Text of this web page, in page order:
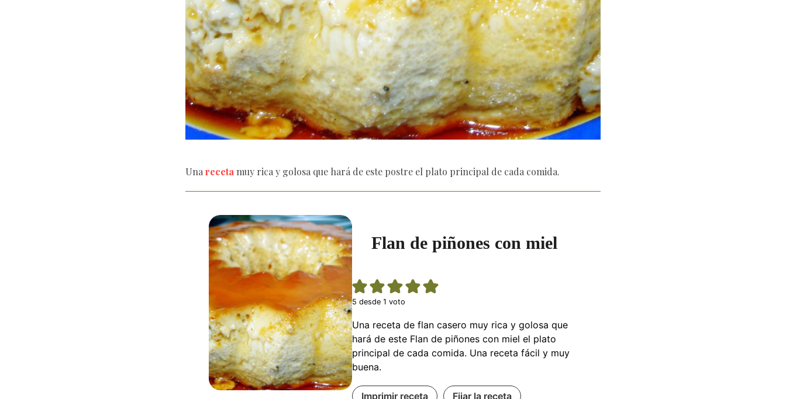
Una receta muy rica y golosa que hará de este postre el plato principal de cada comida.
Flan de piñones con miel
5 desde 1 voto
Una receta de flan casero muy rica y golosa que
hará de este Flan de piñones con miel el plato
principal de cada comida. Una receta fácil y muy
buena.
Imprimir receta Fijar la receta